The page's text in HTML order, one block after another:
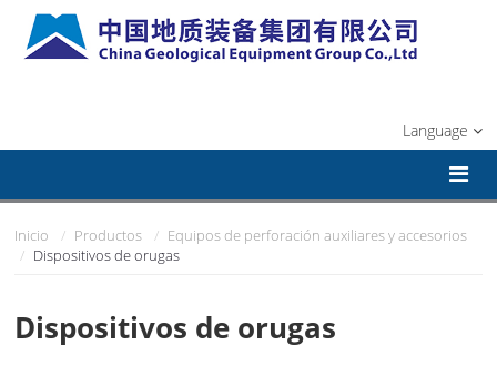
Language
Inicio Productos
Equipos de perforación auxiliares y accesorios
Dispositivos de orugas
Dispositivos de orugas